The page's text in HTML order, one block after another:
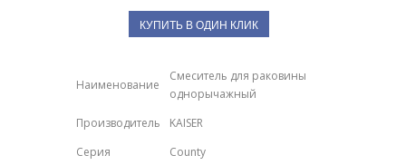
КУПИТЬ В ОДИН КЛИК
Наименование
Смеситель для раковины
однорычажный
Производитель
KAISER
Серия
County